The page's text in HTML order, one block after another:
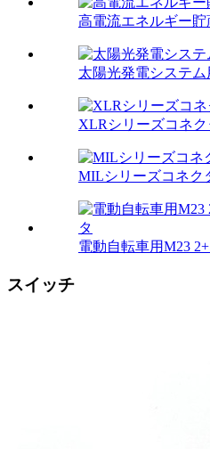
高電流エネルギー貯
太陽光発電システ
XLRシリーズコネク
MILシリーズコネク
電動自転車用M23
スイッチ